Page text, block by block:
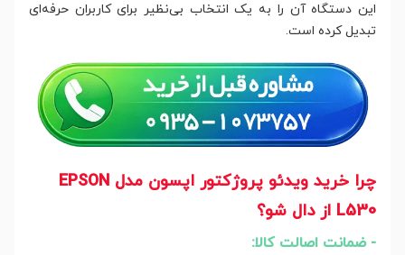
این دستگاه آن را به یک انتخاب بی‌نظیر برای کاربران حرفه‌ای
تبدیل کرده است.
چرا خرید ویدئو پروژکتور اپسون مدل EPSON
L530 از دال شو؟
- ضمانت اصالت کالا: